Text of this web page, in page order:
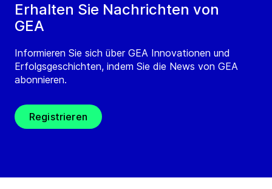
Erhalten Sie Nachrichten von
GEA
Informieren Sie sich über GEA Innovationen und
Erfolgsgeschichten, indem Sie die News von GEA
abonnieren.
Registrieren